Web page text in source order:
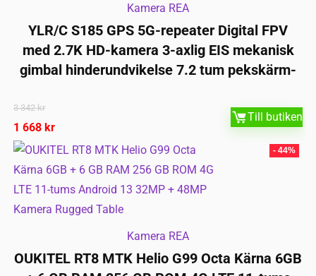
Kamera REA
YLR/C S185 GPS 5G-repeater Digital FPV
med 2.7K HD-kamera 3-axlig EIS mekanisk
gimbal hinderundvikelse 7.2 tum pekskärm-
3 342kr
1 668kr
Till butiken
- 44%
Kamera REA
OUKITEL RT8 MTK Helio G99 Octa Kärna 6GB